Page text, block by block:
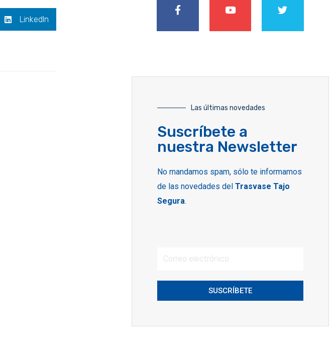
LinkedIn
Las últimas novedades
Suscríbete a
nuestra Newsletter
No mandamos spam, sólo te informamos
de las novedades del Trasvase Tajo
Segura.
SUSCRÍBETE